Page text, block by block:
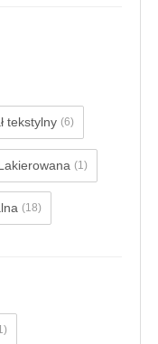
tekstylny (6)
(1)
(18)